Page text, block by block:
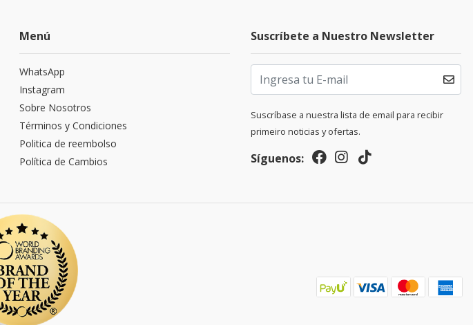
Menú
WhatsApp
Instagram
Sobre Nosotros
Términos y Condiciones
Politica de reembolso
Política de Cambios
Suscríbete a Nuestro Newsletter
Suscríbase a nuestra lista de email para recibir
primeiro noticias y ofertas.
Síguenos: